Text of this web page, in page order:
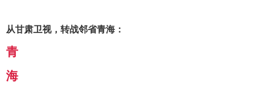
从甘肃卫视，转战邻省青海：
青
海